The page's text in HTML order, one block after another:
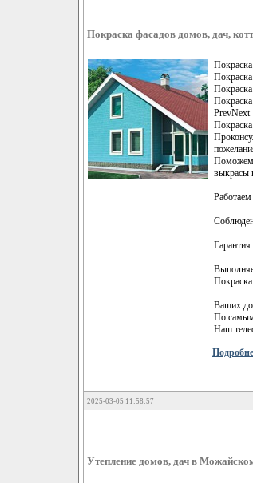
Покраска фасадов домов, дач,
PrevNext
Поможем
выкрасы
Ваших
По
Наш
2025-03-05 11:58:57
Утепление домов, дач в